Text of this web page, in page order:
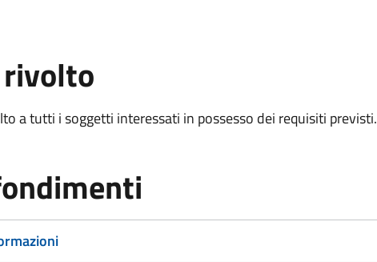
a tutti i soggetti interessati in possesso dei requisiti previsti.